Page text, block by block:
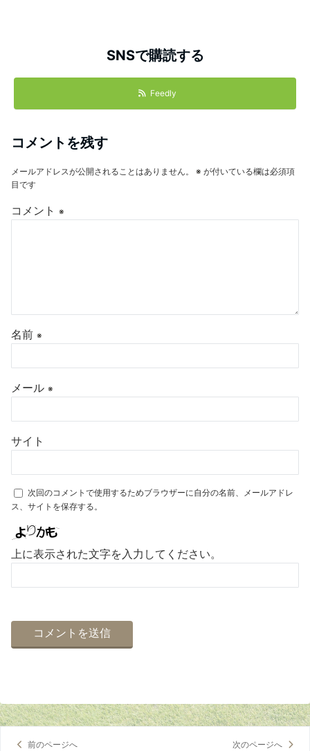
SNSで購読する
Feedly
コメントを残す
メールアドレスが公開されることはありません。 ※ が付いている欄は必須項
目です
コメント ※
名前 ※
メール ※
サイト
次回のコメントで使用するためブラウザーに自分の名前、メールアドレ
ス、サイトを保存する。
上に表示された文字を入力してください。
前のページへ 次のページへ